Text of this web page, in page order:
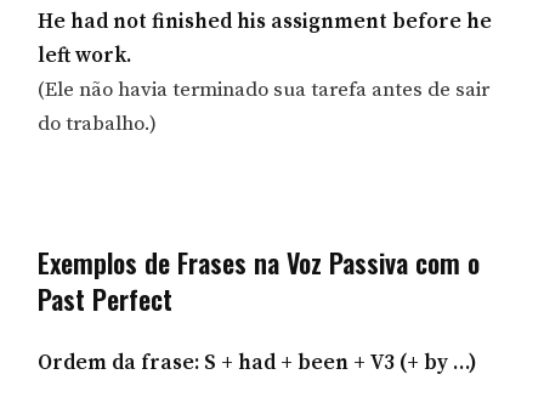
He had not finished his assignment before he
left work.
(Ele não havia terminado sua tarefa antes de sair
do trabalho.)
Exemplos de Frases na Voz Passiva com o
Past Perfect
Ordem da frase: S + had + been + V3 (+ by …)